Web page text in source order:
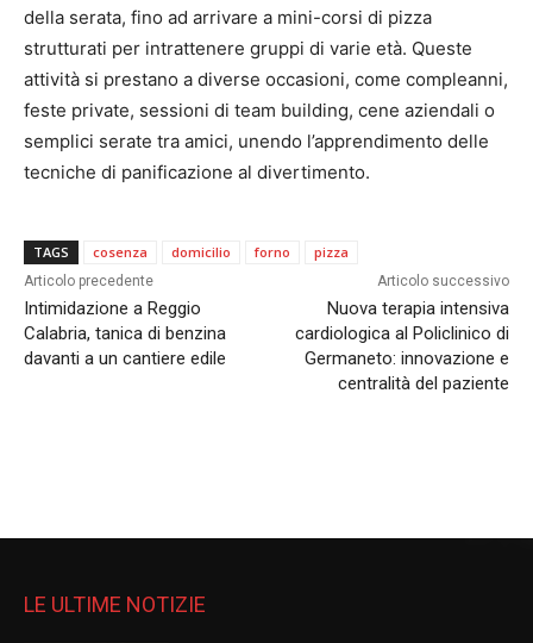
della serata, fino ad arrivare a mini-corsi di pizza
strutturati per intrattenere gruppi di varie età. Queste
attività si prestano a diverse occasioni, come compleanni,
feste private, sessioni di team building, cene aziendali o
semplici serate tra amici, unendo l’apprendimento delle
tecniche di panificazione al divertimento.
TAGS cosenza domicilio forno pizza
Articolo precedente
Intimidazione a Reggio
Calabria, tanica di benzina
davanti a un cantiere edile
Articolo successivo
Nuova terapia intensiva
cardiologica al Policlinico di
Germaneto: innovazione e
centralità del paziente
LE ULTIME NOTIZIE